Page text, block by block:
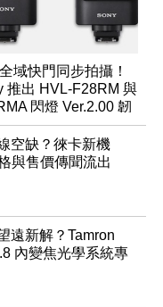
域快門同步拍攝！
推出 HVL-F28RM 與
閃燈 Ver.2.00 韌
空缺？徠卡新機
與售價傳聞流出
遠新解？Tamron
內變焦光學系統專